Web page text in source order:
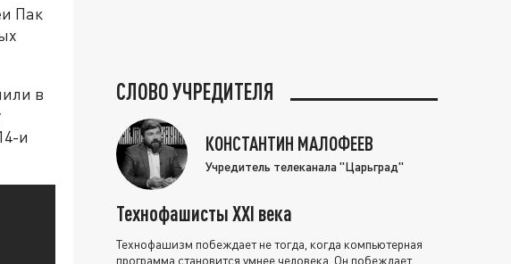
Пак
в
и
СЛОВО УЧРЕДИТЕЛЯ
КОНСТАНТИН МАЛОФЕЕВ
Учредитель телеканала "Царьград"
Технофашисты XXI века
Технофашизм побеждает не тогда, когда компьютерная
программа становится умнее человека. Он побеждает